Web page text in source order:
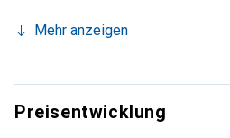
Mehr anzeigen
Preisentwicklung